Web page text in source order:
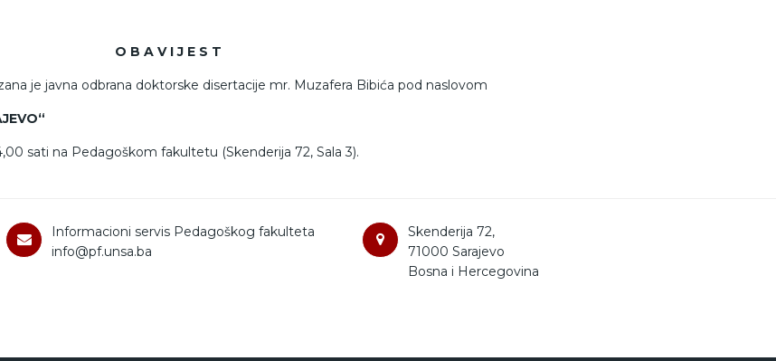
O B A V I J E S T
je javna odbrana doktorske disertacije mr. Muzafera Bibića pod naslovom
sati na Pedagoškom fakultetu (Skenderija 72, Sala 3).
Informacioni servis Pedagoškog fakulteta
info@pf.unsa.ba
Skenderija 72,
71000 Sarajevo
Bosna i Hercegovina